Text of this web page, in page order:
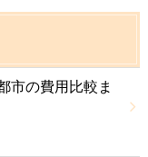
市の費用比較ま